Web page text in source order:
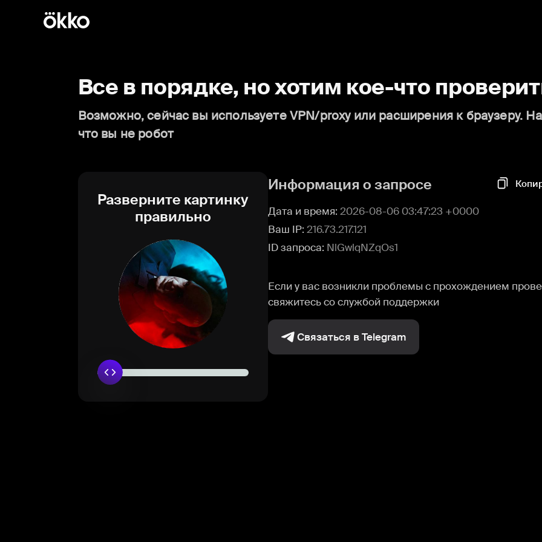
Все в порядке, но хотим кое-что
Возможно, сейчас вы используете VPN/proxy или расширения к браузеру.
что вы не робот
Разверните картинку
правильно
Информация о запросе
Дата и время: 2026-08-06 03:47:23 +0000
Ваш IP: 216.73.217.121
ID запроса: NlGwlqNZqOs1
Если у вас возникли проблемы с прохождением
свяжитесь со службой поддержки
Связаться в Telegram